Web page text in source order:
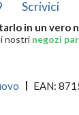
Scrivici
in un vero
nostri negozi
EAN: